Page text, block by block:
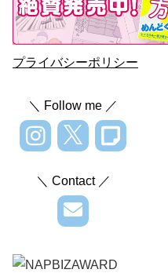
プライバシーポリシー
＼ Follow me ／
＼ Contact ／